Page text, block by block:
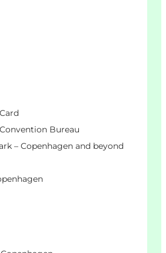
Bureau
– Copenhagen and beyond